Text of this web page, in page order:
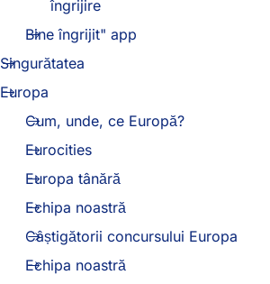
îngrijire
Bine îngrijit" app
Singurătatea
Europa
Cum, unde, ce Europă?
Eurocities
Europa tânără
Echipa noastră
Câștigătorii concursului Europa
Echipa noastră